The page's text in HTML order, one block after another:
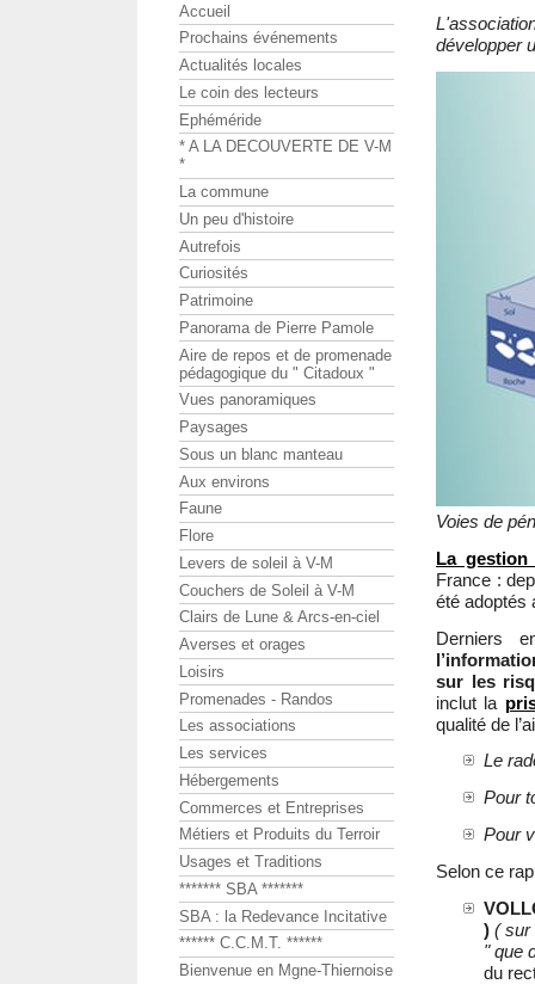
développer
Voies de
La
France :
été adoptés
Derniers
sur les
inclut la
qualité de
Le
Pour
Pour
Selon ce
) ( sur
" que
du
Accueil
Prochains événements
Actualités locales
Le coin des lecteurs
Ephéméride
* A LA DECOUVERTE DE V-M
*
La commune
Un peu d'histoire
Autrefois
Curiosités
Patrimoine
Panorama de Pierre Pamole
Aire de repos et de promenade
pédagogique du " Citadoux "
Vues panoramiques
Paysages
Sous un blanc manteau
Aux environs
Faune
Flore
Levers de soleil à V-M
Couchers de Soleil à V-M
Clairs de Lune & Arcs-en-ciel
Averses et orages
Loisirs
Promenades - Randos
Les associations
Les services
Hébergements
Commerces et Entreprises
Métiers et Produits du Terroir
Usages et Traditions
******* SBA *******
SBA : la Redevance Incitative
****** C.C.M.T. ******
Bienvenue en Mgne-Thiernoise